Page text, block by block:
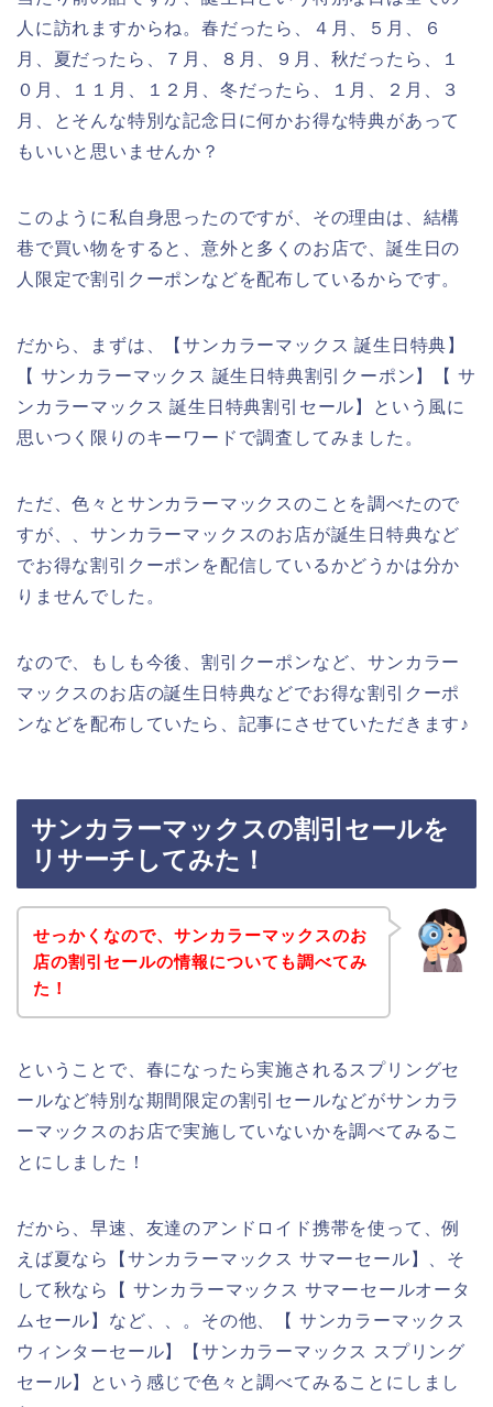
人に訪れますからね。春だったら、４月、５月、６
月、夏だったら、７月、８月、９月、秋だったら、１
０月、１１月、１２月、冬だったら、１月、２月、３
月、とそんな特別な記念日に何かお得な特典があって
もいいと思いませんか？
このように私自身思ったのですが、その理由は、結構
巷で買い物をすると、意外と多くのお店で、誕生日の
人限定で割引クーポンなどを配布しているからです。
だから、まずは、【サンカラーマックス 誕生日特典】
【 サンカラーマックス 誕生日特典割引クーポン】【 サ
ンカラーマックス 誕生日特典割引セール】という風に
思いつく限りのキーワードで調査してみました。
ただ、色々とサンカラーマックスのことを調べたので
すが、、サンカラーマックスのお店が誕生日特典など
でお得な割引クーポンを配信しているかどうかは分か
りませんでした。
なので、もしも今後、割引クーポンなど、サンカラー
マックスのお店の誕生日特典などでお得な割引クーポ
ンなどを配布していたら、記事にさせていただきます♪
サンカラーマックスの割引セールを
リサーチしてみた！
せっかくなので、サンカラーマックスのお
店の割引セールの情報についても調べてみ
た！
ということで、春になったら実施されるスプリングセ
ールなど特別な期間限定の割引セールなどがサンカラ
ーマックスのお店で実施していないかを調べてみるこ
とにしました！
だから、早速、友達のアンドロイド携帯を使って、例
えば夏なら【サンカラーマックス サマーセール】、そ
して秋なら【 サンカラーマックス サマーセールオータ
ムセール】など、、。その他、【 サンカラーマックス
ウィンターセール】【サンカラーマックス スプリング
セール】という感じで色々と調べてみることにしまし